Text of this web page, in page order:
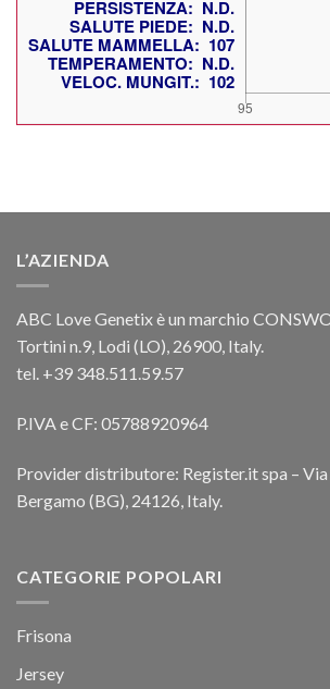
L’AZIENDA
ABC Love Genetix è un marchio
Tortini n.9, Lodi (LO), 26900, Italy.
tel. +39 348.511.59.57
P.IVA e CF: 05788920964
Provider distributore: Register.it spa – Via
Bergamo (BG), 24126, Italy.
CATEGORIE POPOLARI
Frisona
Jersey